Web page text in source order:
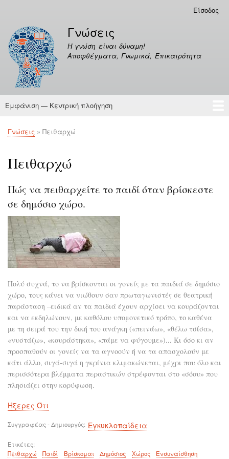
περιεχόμενο
λογαριασμού
χρήστη
Είσοδος
Γνώσεις
Η γνώση είναι δύναμη!
Αποφθέγματα, Γνωμικά, Επικαιρότητα
Κεντρική
Εμφάνιση — Κεντρική πλοήγηση
Γνώσεις
Αποφθέγματα
Breadcrumb
Γνώσεις Πειθαρχώ
Πειθαρχώ
Πώς να πειθαρχείτε το παιδί όταν βρίσκεστε
σε δημόσιο χώρο.
Πολύ συχνά, το να βρίσκονται οι γονείς με τα παιδιά σε δημόσιο
χώρο, τους κάνει να νιώθουν σαν πρωταγωνιστές σε θεατρική
παράσταση –ειδικά αν τα παιδιά έχουν αρχίσει να κουράζονται
και να εκδηλώνουν, με καθόλου υπομονετικό τρόπο, το καθένα
με τη σειρά του την δική του ανάγκη («πεινάω», «θέλω τσίσα»,
«νυστάζω», «κουράστηκα», «πάμε να φύγουμε»)... Κι όσο κι αν
προσπαθούν οι γονείς να τα αγνοούν ή να τα απασχολούν με
κάτι άλλο, σιγά-σιγά η γκρίνια κλιμακώνεται, μέχρι που όλο και
περισσότερα βλέμματα περαστικών στρέφονται στο «σόου» που
πλησιάζει στην κορύφωση.
Ήξερες Ότι
Συγγραφέας - Δημιουργός Εγκυκλοπαίδεια
Ετικέτες
Πειθαρχώ
Παιδί Βρίσκομαι Δημόσιος Χώρος
Ενσυναίσθηση